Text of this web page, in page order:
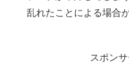
乱れたことによる場合
スポン